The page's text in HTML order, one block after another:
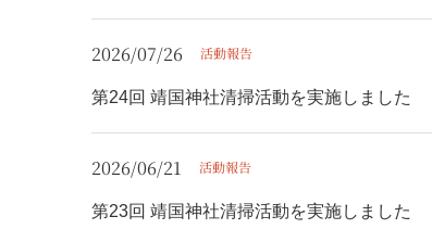
2026/07/26 活動報告
第24回 靖国神社清掃活動を実施しました
2026/06/21 活動報告
第23回 靖国神社清掃活動を実施しました